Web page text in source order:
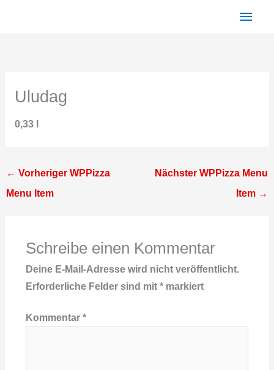
Uludag
0,33 l
← Vorheriger WPPizza
Menu Item
Nächster WPPizza Menu
Item →
Schreibe einen Kommentar
Deine E-Mail-Adresse wird nicht veröffentlicht.
Erforderliche Felder sind mit *markiert
Kommentar *